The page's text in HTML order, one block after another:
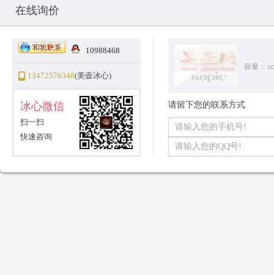
Copyright © 2010-2025 All Rights Reserved
在线询价
10988468
13472576348(美壶冰心)
冰心微信
扫一扫
快速咨询
容量： cc
请留下您的联系方式